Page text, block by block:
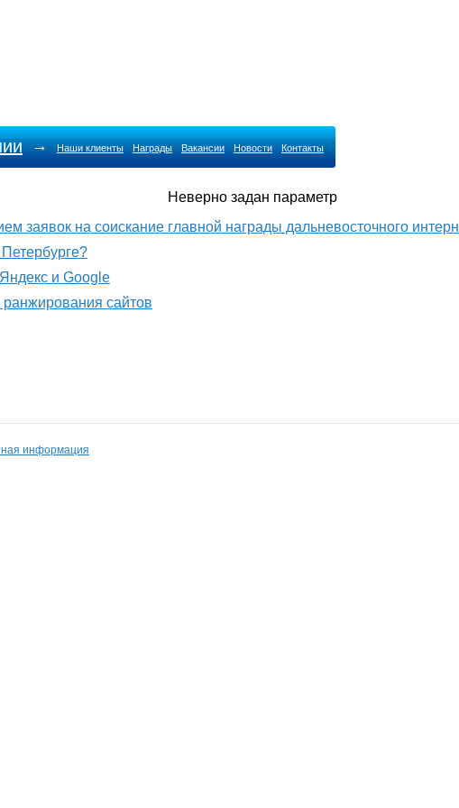
→ Наши клиенты Награды Вакансии Новости Контакты
Неверно задан параметр
заявок на соискание главной награды дальневосточного
и Google
сайтов
информация